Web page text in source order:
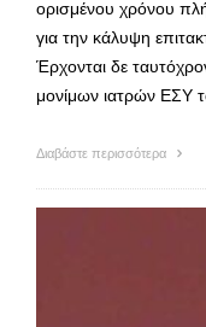
ορισμένου χρόνου
για την κάλυψη
Έρχονται δε
μονίμων ιατρών ΕΣΥ
Διαβάστε περισσότερα